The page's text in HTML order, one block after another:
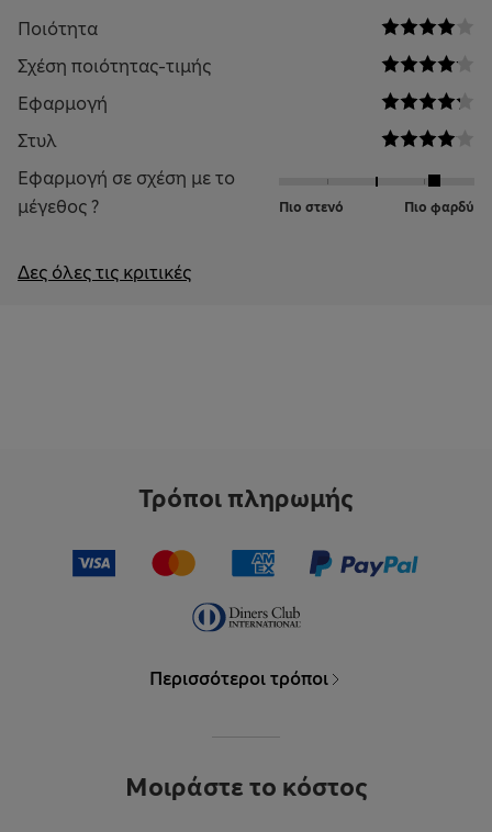
Ποιότητα
Σχέση ποιότητας-τιμής
Εφαρμογή
Στυλ
Εφαρμογή σε σχέση με το
μέγεθος ?
Πιο στενό Πιο φαρδύ
Δες όλες τις κριτικές
Τρόποι πληρωμής
Περισσότεροι τρόποι
Μοιράστε το κόστος